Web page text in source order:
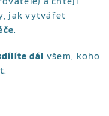
jak vytvářet
.
dál všem, koho